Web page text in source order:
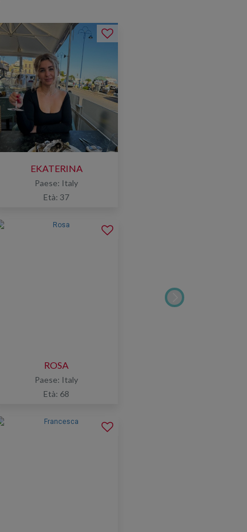
EKATERINA
Paese: Italy
Età: 37
ROSA
Paese: Italy
Età: 68